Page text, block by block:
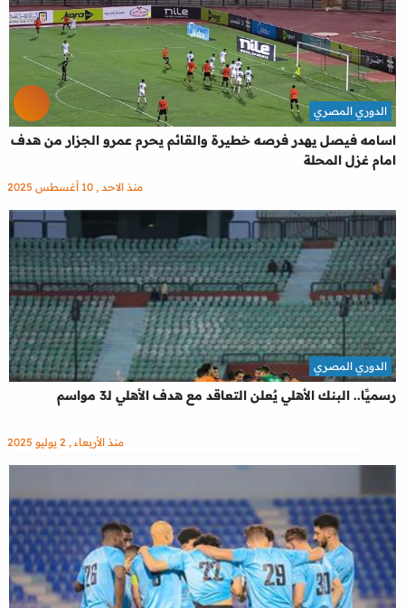
اسامه فيصل يهدر فرصه خطيرة والقائم يحرم عمرو الجزار من هدف
امام غزل المحلة
الدوري المصري
منذ الاحد , 10 أغسطس 2025
رسميًا.. البنك الأهلي يٌعلن التعاقد مع هدف الأهلي لـ3 مواسم
الدوري المصري
منذ الأربعاء , 2 يوليو 2025